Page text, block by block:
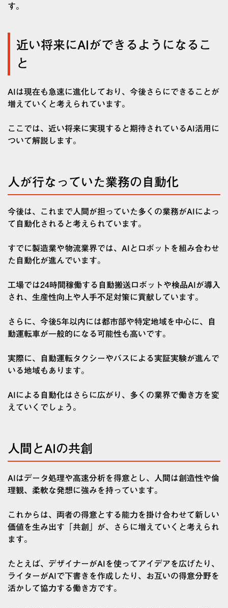
す。
近い将来にAIができるようになるこ
と
AIは現在も急速に進化しており、今後さらにできることが
増えていくと考えられています。
ここでは、近い将来に実現すると期待されているAI活用に
ついて解説します。
人が行なっていた業務の自動化
今後は、これまで人間が担っていた多くの業務がAIによっ
て自動化されると考えられています。
すでに製造業や物流業界では、AIとロボットを組み合わせ
た自動化が進んでいます。
工場では24時間稼働する自動搬送ロボットや検品AIが導入
され、生産性向上や人手不足対策に貢献しています。
さらに、今後5年以内には都市部や特定地域を中心に、自
動運転車が一般的になる可能性も高いです。
実際に、自動運転タクシーやバスによる実証実験が進んで
いる地域もあります。
AIによる自動化はさらに広がり、多くの業界で働き方を変
えていくでしょう。
人間とAIの共創
AIはデータ処理や高速分析を得意とし、人間は創造性や倫
理観、柔軟な発想に強みを持っています。
これからは、両者の得意とする能力を掛け合わせて新しい
価値を生み出す「共創」が、さらに増えていくと考えられ
ます。
たとえば、デザイナーがAIを使ってアイデアを広げたり、
ライターがAIで下書きを作成したり、お互いの得意分野を
活かして協力する働き方です。